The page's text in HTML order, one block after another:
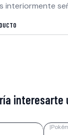
interiormente
interesarte
|